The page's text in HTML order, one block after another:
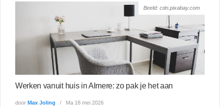
Beeld: cdn.pixabay.com
Werken vanuit huis in Almere: zo pak je het aan
door Max Joling Ma 18 mei 2026